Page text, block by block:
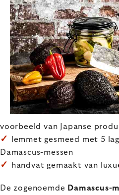
voorbeeld van Japanse
✓
lemmet gesmeed met 5
Damascus-messen
✓ handvat gemaakt van
De zogenoemde Damascus-